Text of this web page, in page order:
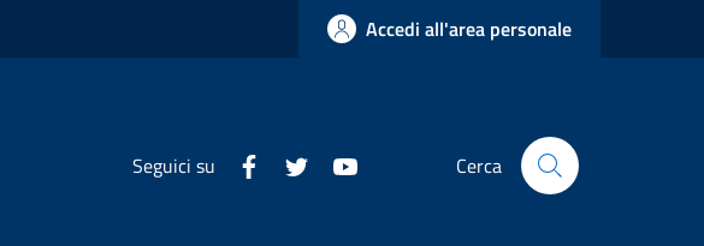
Accedi all'area personale
Seguici su Cerca